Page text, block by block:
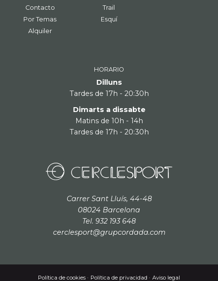
Contacto
Por Temas
Alquiler
Trail
Esquí
HORARIO
Dilluns
Tardes de 17h - 20:30h
Dimarts a dissabte
Matins de 10h - 14h
Tardes de 17h - 20:30h
Carrer Sant Lluís, 44-48
08024 Barcelona
Tel. 932 193 648
cerclesport@grupcordada.com
Política de cookies Política de privacidad Aviso legal